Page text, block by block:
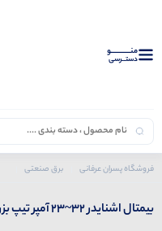
منــــــــــــو
دستــرسی
فروشگاه پسران عرفانی برق صنعتی
بیمتال اشنایدر 32~23 آمپر تیپ بزرگ